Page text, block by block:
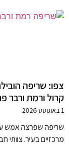
צפו: שריפה
קרול ורמת ורבר
1 באוגוסט 2026
שריפה שפרצה אמש
מרכזיים בעיר.